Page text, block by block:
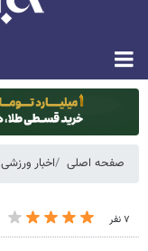
صفحه اصلی اخبار ورزشی
۷ نفر